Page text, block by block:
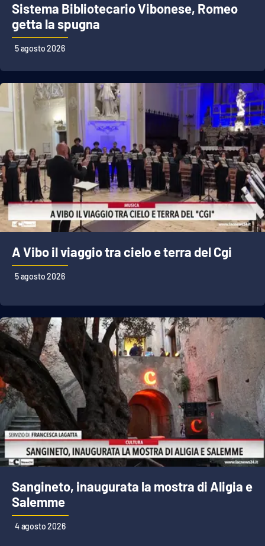
PROGETTI
SPECIALI
Buona Sanità Calabria
CALABRIAVISIONE
Destinazioni
Eventi
Food
Storie
LAC
NETWORK
Lacplay.it
Laconair.it
Lacitymag.it
Lacapitalenews.it
Ilreggino.it
Cosenzachannel.it
Ilvibonese.it
Catanzarochannel.it
Sistema Bibliotecario Vibonese, Romeo
getta la spugna
5 agosto 2026
A Vibo il viaggio tra cielo e terra del Cgi
5 agosto 2026
Sangineto, inaugurata la mostra di Aligia e
Salemme
4 agosto 2026